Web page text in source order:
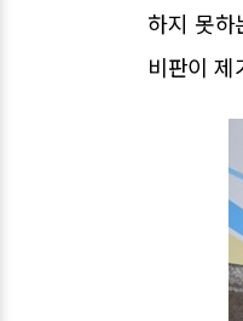
하지 못
비판이